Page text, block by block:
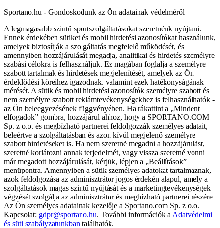
Sportano.hu - Gondoskodunk az Ön adatainak védelméről
A legmagasabb szintű sportszolgáltatásokat szeretnénk nyújtani.
Ennek érdekében sütiket és mobil hirdetési azonosítókat használunk,
amelyek biztosítják a szolgáltatás megfelelő működését, és
amennyiben hozzájárulását megadja, analitikai és hirdetés személyre
szabási célokra is felhasználjuk. Ez magában foglalja a személyre
szabott tartalmak és hirdetések megjelenítését, amelyek az Ön
érdeklődési köreihez igazodnak, valamint ezek hatékonyságának
mérését. A sütik és mobil hirdetési azonosítók személyre szabott és
nem személyre szabott reklámtevékenységekhez is felhasználhatók -
az Ön beleegyezésének függvényében. Ha rákattint a „Mindent
elfogadok” gombra, hozzájárul ahhoz, hogy a SPORTANO.COM
Sp. z o.o. és megbízható partnerei feldolgozzák személyes adatait,
beleértve a szolgáltatásban és azon kívül megjelenő személyre
szabott hirdetéseket is. Ha nem szeretné megadni a hozzájárulást,
szeretné korlátozni annak terjedelmét, vagy vissza szeretné vonni
már megadott hozzájárulását, kérjük, lépjen a „Beállítások”
menüpontra. Amennyiben a sütik személyes adatokat tartalmaznak,
azok feldolgozása az adminisztrátor jogos érdekén alapul, amely a
szolgáltatások magas szintű nyújtását és a marketingtevékenységek
végzését szolgálja az adminisztrátor és megbízható partnerei részére.
Az Ön személyes adatainak kezelője a Sportano.com Sp. z o.o.
Kapcsolat: gdpr@sportano.hu. További információk a Adatvédelmi
és süti szabályzatunkban találhatók.